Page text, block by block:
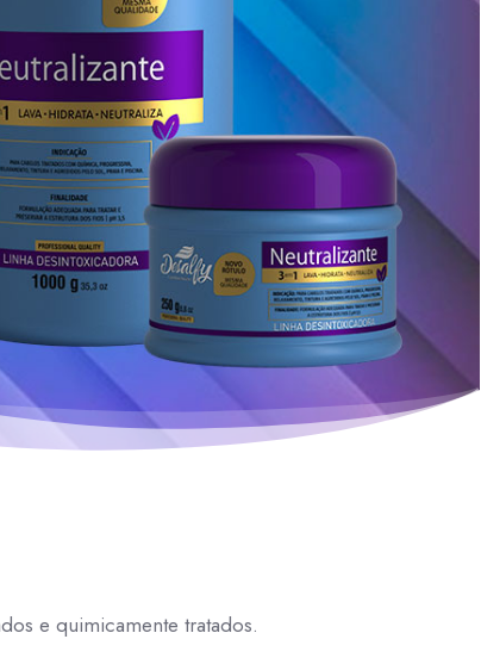
e quimicamente tratados.